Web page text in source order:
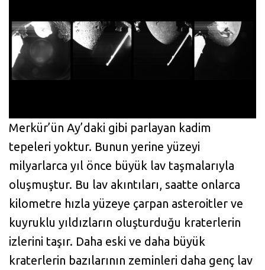
Merkür’ün Ay’daki gibi parlayan kadim
tepeleri yoktur. Bunun yerine yüzeyi
milyarlarca yıl önce büyük lav taşmalarıyla
oluşmuştur. Bu lav akıntıları, saatte onlarca
kilometre hızla yüzeye çarpan asteroitler ve
kuyruklu yıldızların oluşturduğu kraterlerin
izlerini taşır. Daha eski ve daha büyük
kraterlerin bazılarının zeminleri daha genç lav